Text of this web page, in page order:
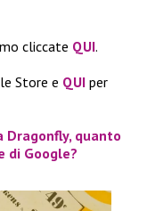
cliccate QUI.
Store e QUI per
Dragonfly, quanto
di Google?